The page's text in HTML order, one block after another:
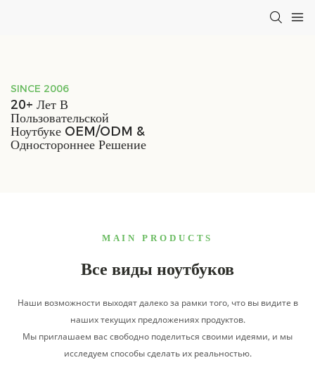
SINCE 2006
20+ Лет В
Пользовательской
Ноутбуке OEM/ODM &
Одностороннее Решение
MAIN PRODUCTS
Все виды ноутбуков
Наши возможности выходят далеко за рамки того, что вы видите в
наших текущих предложениях продуктов.
Мы приглашаем вас свободно поделиться своими идеями, и мы
исследуем способы сделать их реальностью.